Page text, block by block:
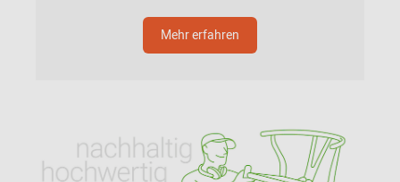
Mehr erfahren